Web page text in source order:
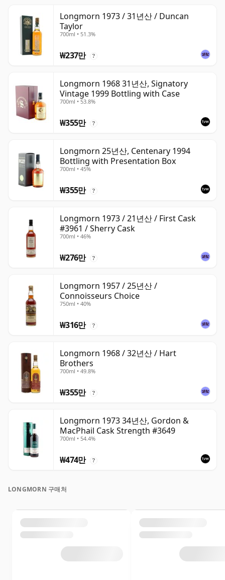
Longmorn 1973 / 31년산 / Duncan
Taylor
700ml • 51.3%
₩237만 ?
Longmorn 1968 31년산, Signatory
Vintage 1999 Bottling with Case
700ml • 53.8%
₩355만 ?
Longmorn 25년산, Centenary 1994
Bottling with Presentation Box
700ml • 45%
₩355만 ?
Longmorn 1973 / 21년산 / First Cask
#3961 / Sherry Cask
700ml • 46%
₩276만 ?
Longmorn 1957 / 25년산 /
Connoisseurs Choice
750ml • 40%
₩316만 ?
Longmorn 1968 / 32년산 / Hart
Brothers
700ml • 49.8%
₩355만 ?
Longmorn 1973 34년산, Gordon &
MacPhail Cask Strength #3649
700ml • 54.4%
₩474만 ?
LONGMORN 구매처